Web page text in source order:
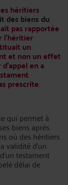
héritiers
des biens du
pas rapportée
l'héritier
un
et non un effet
en a
prescrite.
qui permet à
biens après
où des héritiers
validité d'un
testament
délai de